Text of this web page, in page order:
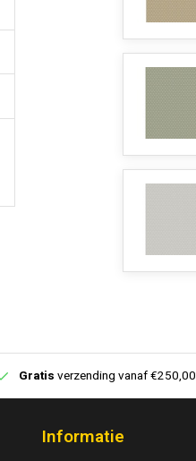
Gratis verzending vanaf €250,00
Informatie